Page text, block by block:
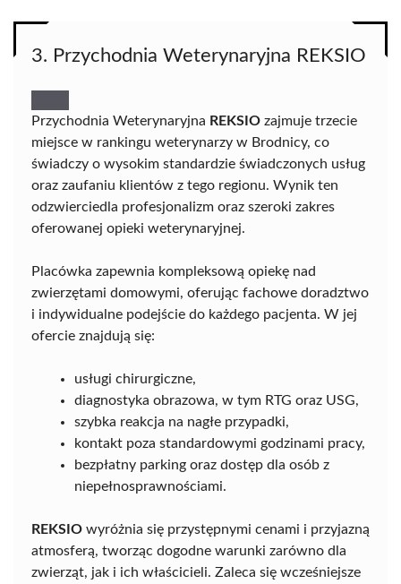
3. Przychodnia Weterynaryjna REKSIO
Przychodnia Weterynaryjna REKSIO zajmuje trzecie
miejsce w rankingu weterynarzy w Brodnicy, co
świadczy o wysokim standardzie świadczonych usług
oraz zaufaniu klientów z tego regionu. Wynik ten
odzwierciedla profesjonalizm oraz szeroki zakres
oferowanej opieki weterynaryjnej.
Placówka zapewnia kompleksową opiekę nad
zwierzętami domowymi, oferując fachowe doradztwo
i indywidualne podejście do każdego pacjenta. W jej
ofercie znajdują się:
usługi chirurgiczne,
diagnostyka obrazowa, w tym RTG oraz USG,
szybka reakcja na nagłe przypadki,
kontakt poza standardowymi godzinami pracy,
bezpłatny parking oraz dostęp dla osób z
niepełnosprawnościami.
REKSIO wyróżnia się przystępnymi cenami i przyjazną
atmosferą, tworząc dogodne warunki zarówno dla
zwierząt, jak i ich właścicieli. Zaleca się wcześniejsze